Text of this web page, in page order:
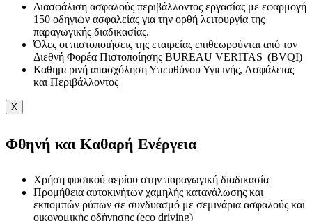
Διασφάλιση ασφαλούς περιβάλλοντος εργασίας με εφαρμογή
150 οδηγιών ασφαλείας για την ορθή λειτουργία της
παραγωγικής διαδικασίας.
Όλες οι πιστοποιήσεις της εταιρείας επιθεωρούνται από τον
Διεθνή Φορέα Πιστοποίησης BUREAU VERITAS (BVQI)
Καθημερινή απασχόληση Υπευθύνου Υγιεινής, Ασφάλειας
και Περιβάλλοντος
X
Φθηνή και Καθαρή Ενέργεια
Χρήση φυσικού αερίου στην παραγωγική διαδικασία
Προμήθεια αυτοκινήτων χαμηλής κατανάλωσης και
εκπομπών ρύπων σε συνδυασμό με σεμινάρια ασφαλούς και
οικονομικής οδήγησης (eco driving)